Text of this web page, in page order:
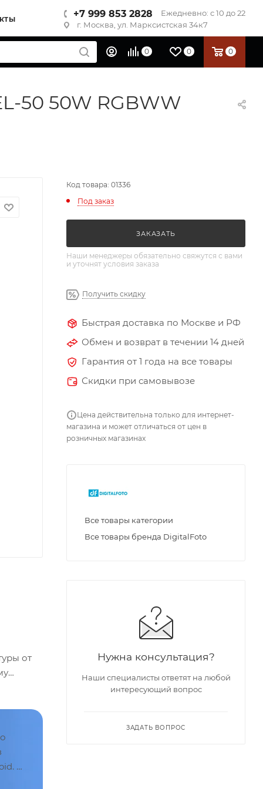
+7 999 853 2828
Ежедневно: с 10 до 22
г. Москва, ул. Марксистская 34к7
0 0 0
50 50W RGBWW
от
Код товара: 01336
Под заказ
ЗАКАЗАТЬ
Наши менеджеры обязательно свяжутся с вами
и уточнят условия заказа
Получить скидку
Быстрая доставка по Москве и РФ
Обмен и возврат в течении 14 дней
Гарантия от 1 года на все товары
Скидки при самовывозе
Цена действительна только для интернет-
магазина и может отличаться от цен в
розничных магазинах
Все товары категории
Все товары бренда DigitalFoto
Нужна консультация?
Наши специалисты ответят на любой
интересующий вопрос
ЗАДАТЬ ВОПРОС